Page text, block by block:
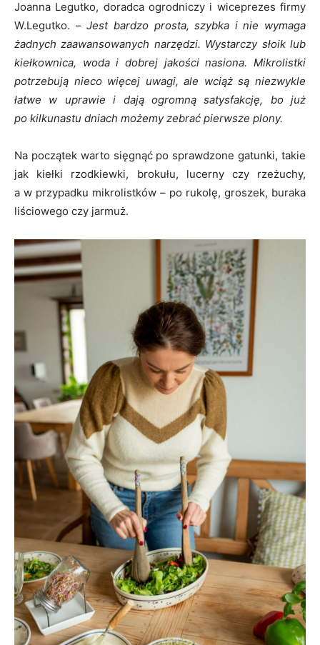
Joanna Legutko, doradca ogrodniczy i wiceprezes firmy
W.Legutko. –Jest bardzo prosta, szybka i nie wymaga
żadnych zaawansowanych narzędzi. Wystarczy słoik lub
kiełkownica, woda i dobrej jakości nasiona. Mikrolistki
potrzebują nieco więcej uwagi, ale wciąż są niezwykle
łatwe w uprawie i dają ogromną satysfakcję, bo już
po kilkunastu dniach możemy zebrać pierwsze plony.
Na początek warto sięgnąć po sprawdzone gatunki, takie
jak kiełki rzodkiewki, brokułu, lucerny czy rzeżuchy,
a w przypadku mikrolistków – po rukolę, groszek, buraka
liściowego czy jarmuż.